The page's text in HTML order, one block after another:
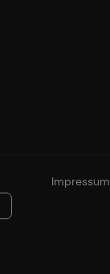
Impressum